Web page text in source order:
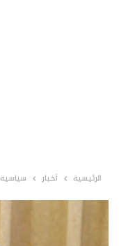
الرئيسية أخبار سياسية